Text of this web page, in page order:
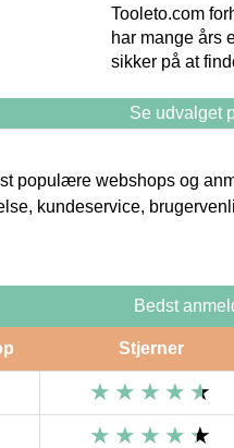
Tooleto.com
har mange års
sikker på at
Se udvalget
populære webshops og
kundeservice,
Bedst
Stjerner